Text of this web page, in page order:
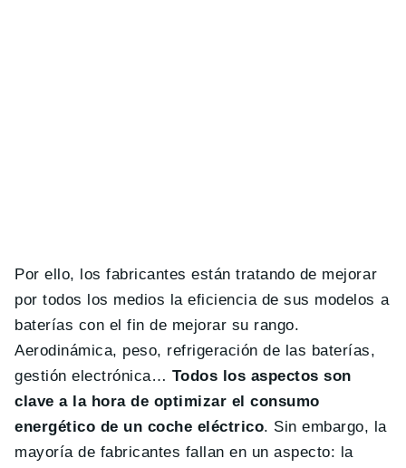
Por ello, los fabricantes están tratando de mejorar
por todos los medios la eficiencia de sus modelos a
baterías con el fin de mejorar su rango.
Aerodinámica, peso, refrigeración de las baterías,
gestión electrónica… Todos los aspectos son
clave a la hora de optimizar el consumo
energético de un coche eléctrico. Sin embargo, la
mayoría de fabricantes fallan en un aspecto: la